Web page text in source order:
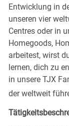
Entwicklung in
unseren vier
Centres oder in
Homegoods,
arbeitest, wirst
lernen, dich zu
in unsere TJX
der weltweit